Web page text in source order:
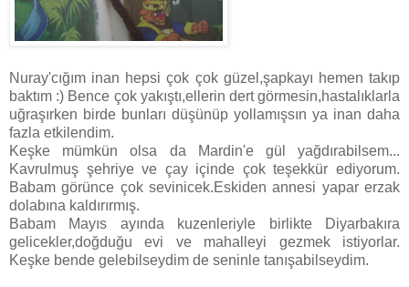
Nuray'cığım inan hepsi çok çok güzel,şapkayı hemen takıp
baktım :) Bence çok yakıştı,ellerin dert görmesin,hastalıklarla
uğraşırken birde bunları düşünüp yollamışsın ya inan daha
fazla etkilendim.
Keşke mümkün olsa da Mardin'e gül yağdırabilsem...
Kavrulmuş şehriye ve çay içinde çok teşekkür ediyorum.
Babam görünce çok sevinicek.Eskiden annesi yapar erzak
dolabına kaldırırmış.
Babam Mayıs ayında kuzenleriyle birlikte Diyarbakıra
gelicekler,doğduğu evi ve mahalleyi gezmek istiyorlar.
Keşke bende gelebilseydim de seninle tanışabilseydim.